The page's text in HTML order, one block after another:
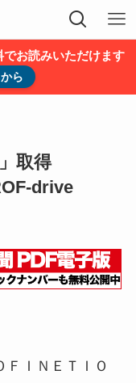
お読みいただけます
ら
取得
drive
ＦＩＮＥＴＩＯ